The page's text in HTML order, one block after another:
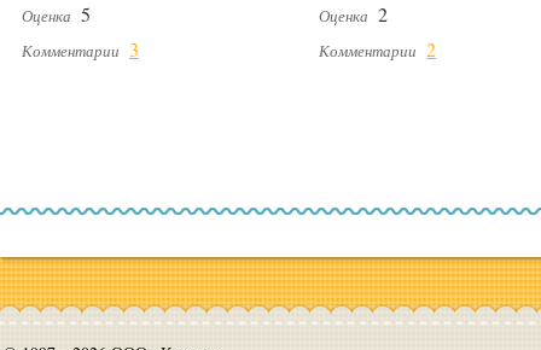
Оценка 5
Комментарии 3
Оценка 2
Комментарии 2